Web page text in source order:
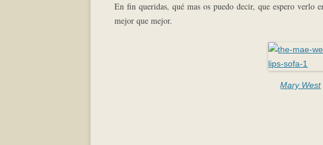
En fin queridas, qué mas os puedo decir, que espero verlo
mejor que mejor.
Mary West